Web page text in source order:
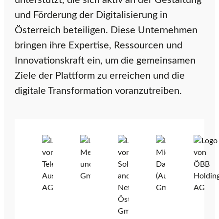
e
und Förderung der Digitalisierung in
Österreich beteiligen. Diese Unternehmen
bringen ihre Expertise, Ressourcen und
Innovationskraft ein, um die gemeinsamen
Ziele der Plattform zu erreichen und die
digitale Transformation voranzutreiben.